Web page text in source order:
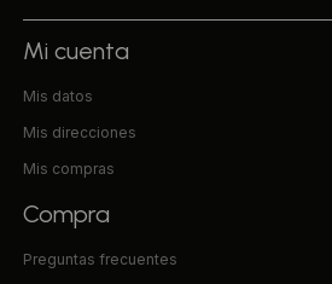
Mi cuenta
Mis datos
Mis direcciones
Mis compras
Compra
Preguntas frecuentes